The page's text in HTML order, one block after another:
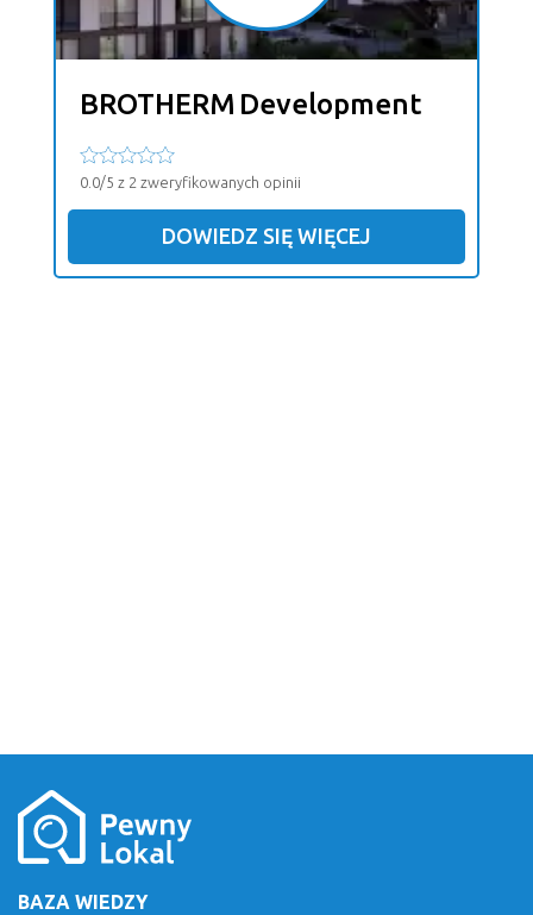
BROTHERM Development
0.0/5 z 2 zweryfikowanych opinii
DOWIEDZ SIĘ WIĘCEJ
BAZA WIEDZY